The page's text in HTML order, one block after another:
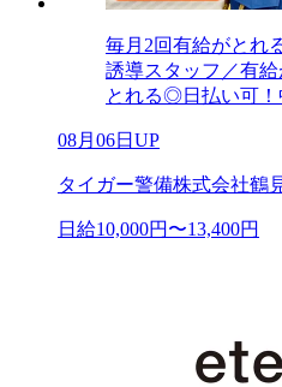
毎月2回有給がとれ
誘導スタッフ／有給
とれる◎日払い可！
08月06日UP
タイガー警備株式会社鶴
日給10,000円〜13,400円